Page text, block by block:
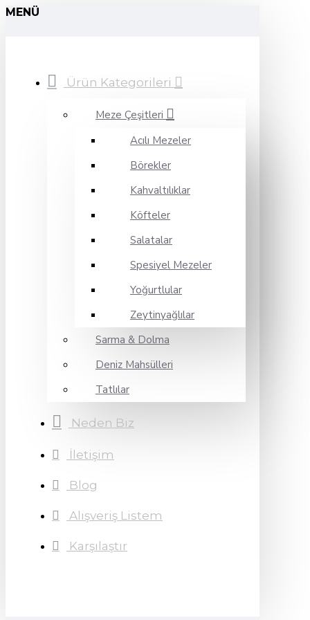
MENÜ
Ürün Kategorileri
Meze Çeşitleri
Acılı Mezeler
Börekler
Kahvaltılıklar
Köfteler
Salatalar
Spesiyel Mezeler
Yoğurtlular
Zeytinyağlılar
Sarma & Dolma
Deniz Mahsülleri
Tatlılar
Neden Biz
İletişim
Blog
Alışveriş Listem
Karşılaştır